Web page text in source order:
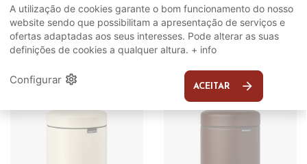
11.32.22
30,99€ ADICIONAR
30,99€ ADICIONAR
A utilização de cookies garante o bom funcionamento do nosso
website sendo que possibilitam a apresentação de serviços e
ofertas adaptadas aos seus interesses. Pode alterar as suas
definições de cookies a qualquer altura. + info
Configurar settings ACEITAR arrow_forward